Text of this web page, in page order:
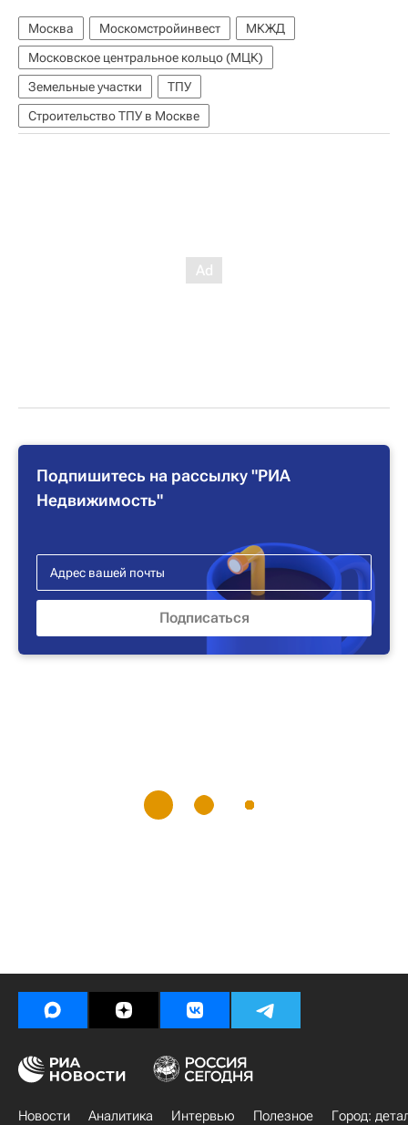
Москва Москомстройинвест
МКЖД
Московское центральное кольцо (МЦК)
Земельные участки
ТПУ
Строительство ТПУ в Москве
Подпишитесь на рассылку "РИА
Недвижимость"
Новости Аналитика Интервью Полезное
Город: